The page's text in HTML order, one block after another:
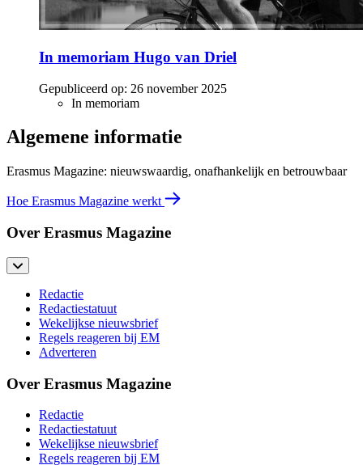
In memoriam Hugo van Driel
Gepubliceerd op: 26 november 2025
In memoriam
Algemene informatie
Erasmus Magazine: nieuwswaardig, onafhankelijk en betrouwbaar
Hoe Erasmus Magazine werkt
Over Erasmus Magazine
Redactie
Redactiestatuut
Wekelijkse nieuwsbrief
Regels reageren bij EM
Adverteren
Over Erasmus Magazine
Redactie
Redactiestatuut
Wekelijkse nieuwsbrief
Regels reageren bij EM